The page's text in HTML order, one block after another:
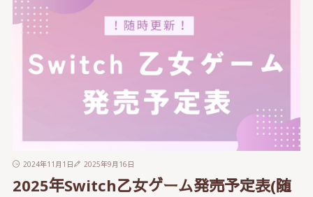
2024年11月1日 2025年9月16日
2025年Switch乙女ゲーム発売予定表(随